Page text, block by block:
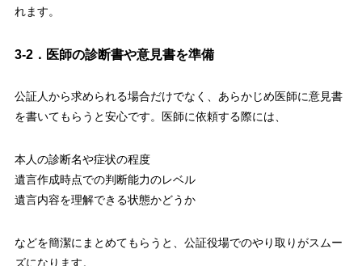
れます。
3-2．医師の診断書や意見書を準備
公証人から求められる場合だけでなく、あらかじめ医師に意見書
を書いてもらうと安心です。医師に依頼する際には、
本人の診断名や症状の程度
遺言作成時点での判断能力のレベル
遺言内容を理解できる状態かどうか
などを簡潔にまとめてもらうと、公証役場でのやり取りがスムー
ズになります。